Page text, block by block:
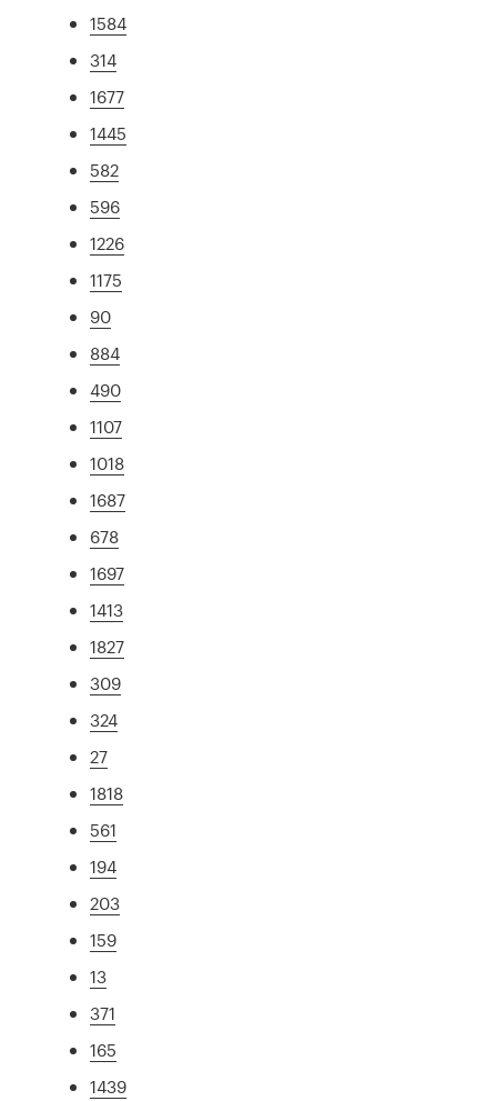
1584
314
1677
1445
582
596
1226
1175
90
884
490
1107
1018
1687
678
1697
1413
1827
309
324
27
1818
561
194
203
159
13
371
165
1439